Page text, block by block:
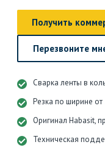
Получить
Перезвоните
Сварка ленты в
Резка по ширине от
Оригинал Habasit,
Техническая